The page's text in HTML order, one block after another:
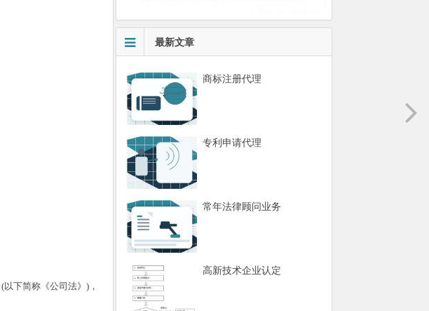
下简称《公司法》)，
最新文章
商标注册代理
专利申请代理
常年法律顾问业务
高新技术企业认定